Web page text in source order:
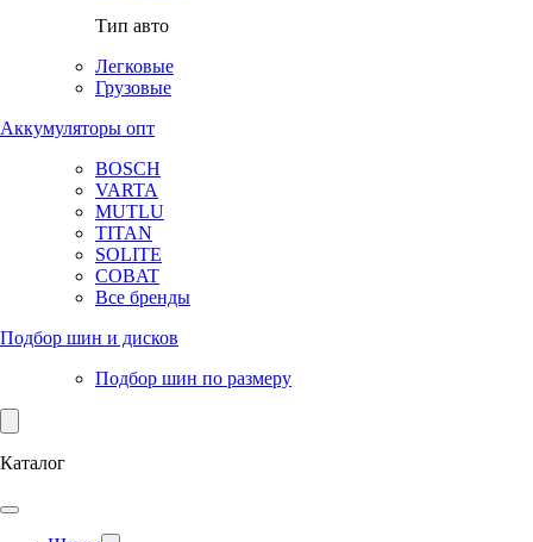
Тип авто
Легковые
Грузовые
Аккумуляторы опт
BOSCH
VARTA
MUTLU
TITAN
SOLITE
COBAT
Все бренды
Подбор шин и дисков
Подбор шин по размеру
Каталог